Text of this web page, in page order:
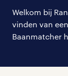
Welkom bij
vinden van
Baanmatcher